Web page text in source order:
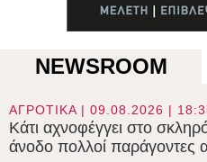
NEWSROOM
ΑΓΡΟΤΙΚΑ | 09.08.2026 |
Κάτι αχνοφέγγει στο
άνοδο πολλοί παράγοντες